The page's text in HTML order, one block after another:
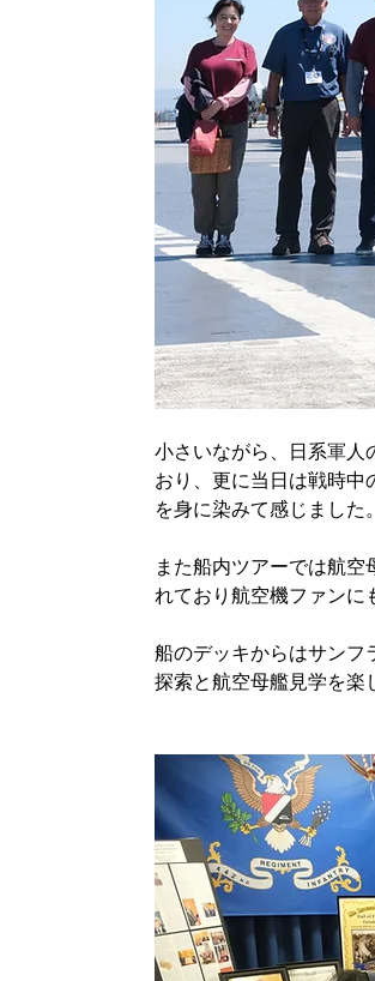
小さいながら、日系軍人
おり、更に当日は戦時中
を身に染みて感じました。
また船内ツアーでは航
れており航空機ファンに
船のデッキからはサンフ
探索と航空母艦見学を楽